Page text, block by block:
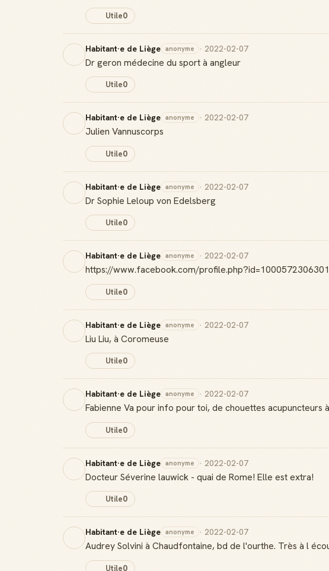
Utile0
Habitant·e de Liège anonyme · 2022-02-07
Dr geron médecine du sport à angleur
Utile0
Habitant·e de Liège anonyme · 2022-02-07
Julien Vannuscorps
Utile0
Habitant·e de Liège anonyme · 2022-02-07
Dr Sophie Leloup von Edelsberg
Utile0
Habitant·e de Liège anonyme · 2022-02-07
https://www.facebook.com/
Utile0
Habitant·e de Liège anonyme · 2022-02-07
Liu Liu, à Coromeuse
Utile0
Habitant·e de Liège anonyme · 2022-02-07
Fabienne Va pour info pour toi, de chouettes acupuncteurs
Utile0
Habitant·e de Liège anonyme · 2022-02-07
Docteur Séverine lauwick - quai de Rome! Elle est extra!
Utile0
Habitant·e de Liège anonyme · 2022-02-07
Audrey Solvini à Chaudfontaine, bd de l'ourthe. Très à l
Utile0